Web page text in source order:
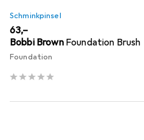
Schminkpinsel
EUR
63,–
Bobbi Brown Foundation Brush
Foundation